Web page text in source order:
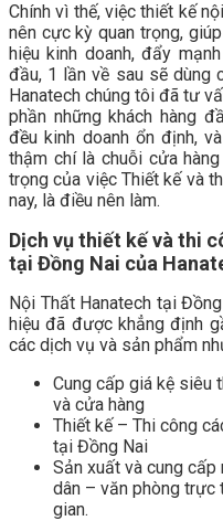
Chính vì thế, việc thiết kế
nên cực kỳ quan trọng,
hiệu kinh doanh, đẩy
đầu, 1 lần về sau sẽ dùng
Hanatech chúng tôi đã tư
phần những khách hàng
đều kinh doanh ổn định,
thậm chí là chuỗi cửa
trọng của việc Thiết kế và
nay, là điều nên làm.
Dịch vụ thiết kế và thi
tại Đồng Nai của
Nội Thất Hanatech tại
hiệu đã được khẳng định
các dịch vụ và sản phẩm
Cung cấp giá kệ siêu
và cửa hàng
Thiết kế – Thi công
tại Đồng Nai
Sản xuất và cung
dân – văn phòng trực
gian.